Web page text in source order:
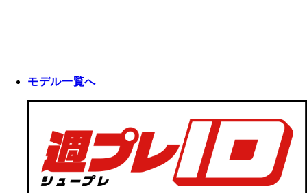
モデル一覧へ